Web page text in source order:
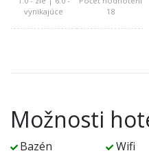
vynikajúce
18
Možnosti
Bazén Wifi